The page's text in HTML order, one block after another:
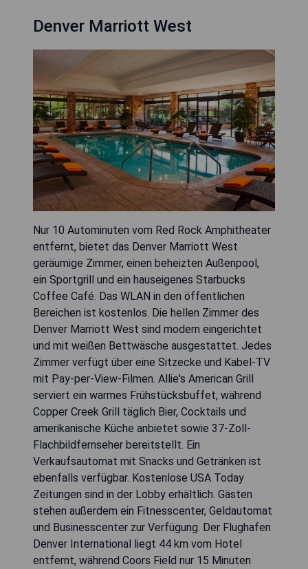
Denver Marriott West
Nur 10 Autominuten vom Red Rock Amphitheater
entfernt, bietet das Denver Marriott West
geräumige Zimmer, einen beheizten Außenpool,
ein Sportgrill und ein hauseigenes Starbucks
Coffee Café. Das WLAN in den öffentlichen
Bereichen ist kostenlos. Die hellen Zimmer des
Denver Marriott West sind modern eingerichtet
und mit weißen Bettwäsche ausgestattet. Jedes
Zimmer verfügt über eine Sitzecke und Kabel-TV
mit Pay-per-View-Filmen. Allie's American Grill
serviert ein warmes Frühstücksbuffet, während
Copper Creek Grill täglich Bier, Cocktails und
amerikanische Küche anbietet sowie 37-Zoll-
Flachbildfernseher bereitstellt. Ein
Verkaufsautomat mit Snacks und Getränken ist
ebenfalls verfügbar. Kostenlose USA Today
Zeitungen sind in der Lobby erhältlich. Gästen
stehen außerdem ein Fitnesscenter, Geldautomat
und Businesscenter zur Verfügung. Der Flughafen
Denver International liegt 44 km vom Hotel
entfernt, während Coors Field nur 15 Minuten